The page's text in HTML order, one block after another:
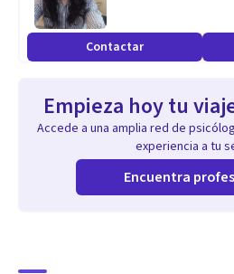
Contactar
Empieza hoy tu
Accede a una amplia red de
experiencia a tu
Encuentra